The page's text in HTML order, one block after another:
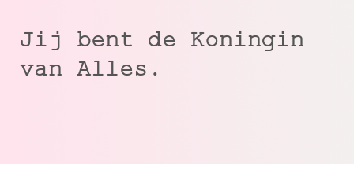
Jij bent de Koningin
van Alles.